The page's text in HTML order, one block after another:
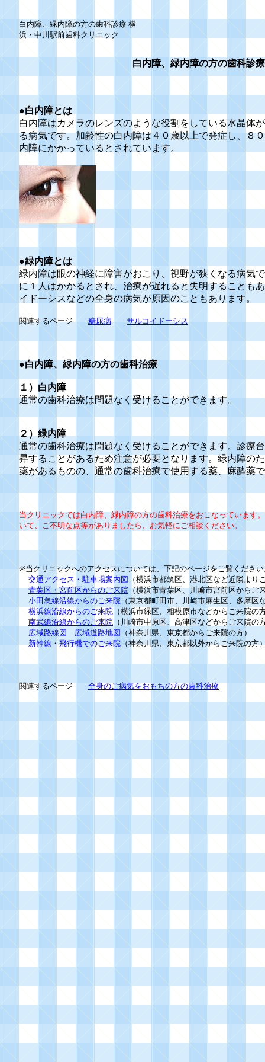
白内障、緑内障の方の歯科診療 横
浜・中川駅前歯科クリニック
白内障、緑内障の方の歯科診療
●白内障とは
白内障はカメラのレンズのような役割をしている水晶体
る病気です。加齢性の白内障は４０歳以上で発症し、８
内障にかかっているとされています。
●緑内障とは
緑内障は眼の神経に障害がおこり、視野が狭くなる病気
に１人はかかるとされ、治療が遅れると失明することも
イドーシスなどの全身の病気が原因のこともあります。
関連するページ 糖尿病 サルコイドーシス
●白内障、緑内障の方の歯科治療
１）白内障
通常の歯科治療は問題なく受けることができます。
２）緑内障
通常の歯科治療は問題なく受けることができます。診療
昇することがあるため注意が必要となります。緑内障の
薬があるものの、通常の歯科治療で使用する薬、麻酔薬
当クリニックでは白内障、緑内障の方の歯科治療をおこなっています
いて、ご不明な点等がありましたら、お気軽にご相談ください。
※当クリニックへのアクセスについては、下記のページをご覧くださ
交通アクセス・駐車場案内図
（横浜市都筑区、港北区など近隣より
青葉区・宮前区からのご来院 （横浜市青葉区、川崎市宮前区からご
小田急線沿線からのご来院 （東京都町田市、川崎市麻生区、多摩区
横浜線沿線からのご来院 （横浜市緑区、相模原市などからご来院の
南武線沿線からのご来院 （川崎市中原区、高津区などからご来院の
広域路線図 広域道路地図
（神奈川県、東京都からご来院の方）
新幹線・飛行機でのご来院 （神奈川県、東京都以外からご来院の方
関連するページ 全身のご病気をおもちの方の歯科治療